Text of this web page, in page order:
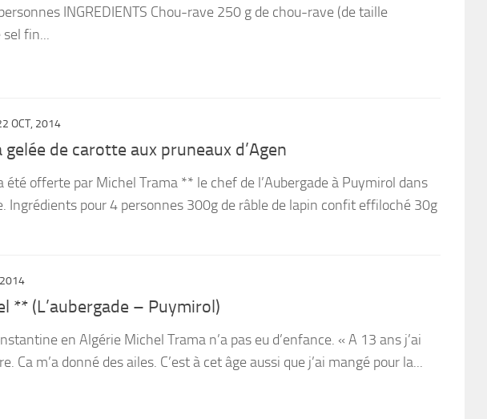
INGREDIENTS Chou-rave 250 g de chou-rave (de taille
fin...
OCT, 2014
gelée de carotte aux pruneaux d’Agen
été offerte par Michel Trama ** le chef de l’Aubergade à Puymirol dans
Ingrédients pour 4 personnes 300g de râble de lapin confit effiloché 30g
** (L’aubergade – Puymirol)
en Algérie Michel Trama n’a pas eu d’enfance. « A 13 ans j’ai
Ca m’a donné des ailes. C’est à cet âge aussi que j’ai mangé pour la...